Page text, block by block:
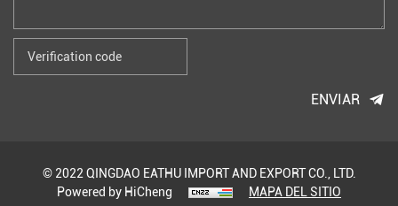
ENVIAR
© 2022 QINGDAO EATHU IMPORT AND EXPORT CO., LTD.
Powered by HiCheng
MAPA DEL SITIO